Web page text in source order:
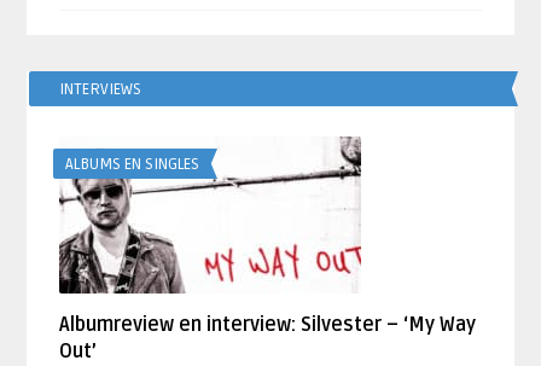
INTERVIEWS
ALBUMS EN SINGLES
Albumreview en interview: Silvester – ‘My Way
Out’